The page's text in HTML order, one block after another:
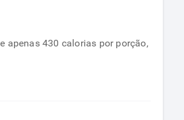
apenas 430 calorias por porção,